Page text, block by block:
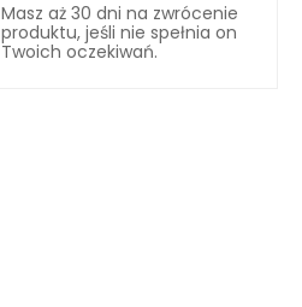
Masz aż 30 dni na zwrócenie
produktu, jeśli nie spełnia on
Twoich oczekiwań.